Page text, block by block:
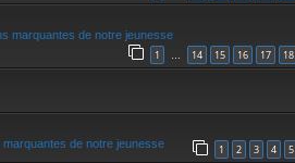
marquantes de notre jeunesse
1 … 14 15 16 17 18
de notre jeunesse 1 2 3 4 5